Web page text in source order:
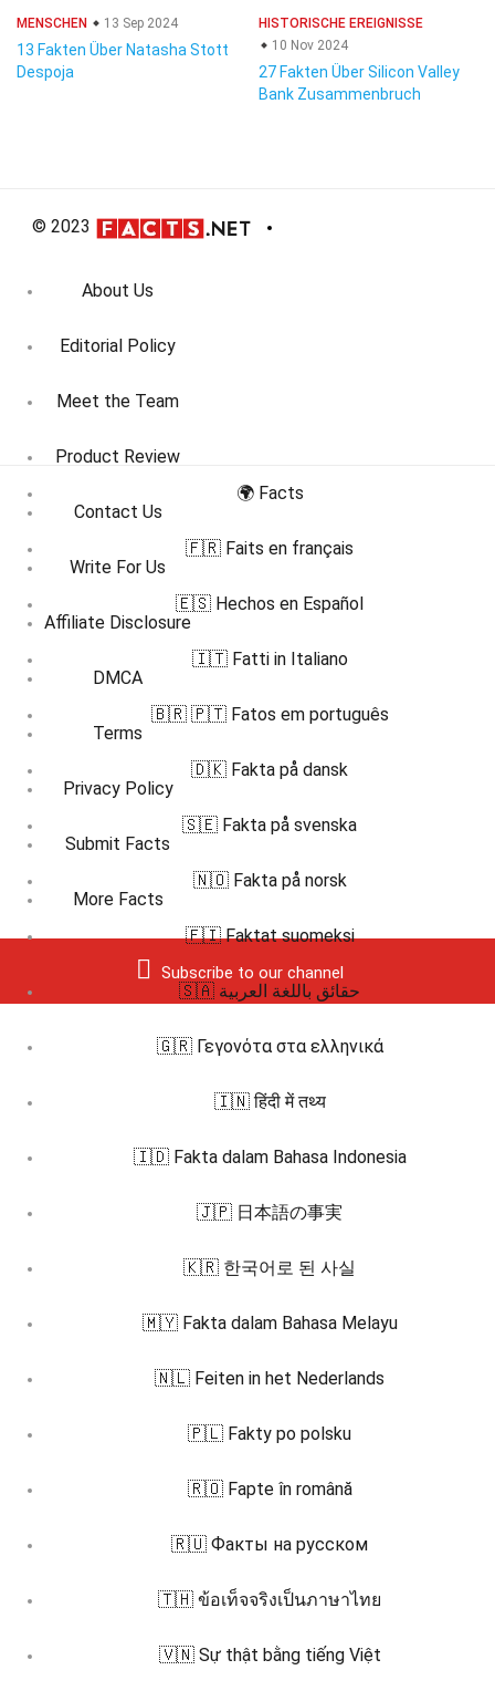
MENSCHEN 13 Sep 2024
13 Fakten Über Natasha Stott
Despoja
HISTORISCHE EREIGNISSE
10 Nov 2024
27 Fakten Über Silicon Valley
Bank Zusammenbruch
© 2023
About Us
Editorial Policy
Meet the Team
Product Review
Contact Us
Write For Us
Affiliate Disclosure
DMCA
Terms
Privacy Policy
Submit Facts
More Facts
Subscribe to our channel
🌍 Facts
🇫🇷 Faits en français
🇪🇸 Hechos en Español
🇮🇹 Fatti in Italiano
🇧🇷 🇵🇹 Fatos em português
🇩🇰 Fakta på dansk
🇸🇪 Fakta på svenska
🇳🇴 Fakta på norsk
🇫🇮 Faktat suomeksi
🇸🇦 حقائق باللغة العربية
🇬🇷 Γεγονότα στα ελληνικά
🇮🇳 हिंदी में तथ्य
🇮🇩 Fakta dalam Bahasa Indonesia
🇯🇵 日本語の事実
🇰🇷 한국어로 된 사실
🇲🇾 Fakta dalam Bahasa Melayu
🇳🇱 Feiten in het Nederlands
🇵🇱 Fakty po polsku
🇷🇴 Fapte în română
🇷🇺 Факты на русском
🇹🇭 ข้อเท็จจริงเป็นภาษาไทย
🇻🇳 Sự thật bằng tiếng Việt